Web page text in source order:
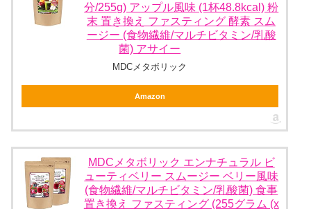
分/255g) アップル風味 (1杯48.8kcal) 粉
末 置き換え ファスティング 酵素 スム
ージー (食物繊維/マルチビタミン/乳酸
菌) アサイー
MDCメタボリック
Amazon
MDCメタボリック エンナチュラル ビ
ューティベリー スムージー ベリー風味
(食物繊維/マルチビタミン/乳酸菌) 食事
置き換え ファスティング (255グラム (x